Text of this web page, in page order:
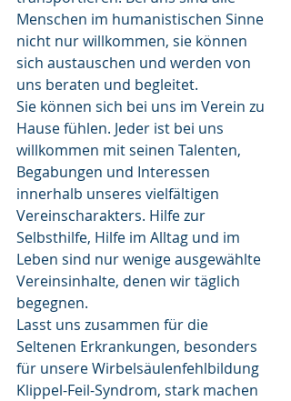
Menschen im humanistischen Sinne
nicht nur willkommen, sie können
sich austauschen und werden von
uns beraten und begleitet.
Sie können sich bei uns im Verein zu
Hause fühlen. Jeder ist bei uns
willkommen mit seinen Talenten,
Begabungen und Interessen
innerhalb unseres vielfältigen
Vereinscharakters. Hilfe zur
Selbsthilfe, Hilfe im Alltag und im
Leben sind nur wenige ausgewählte
Vereinsinhalte, denen wir täglich
begegnen.
Lasst uns zusammen für die
Seltenen Erkrankungen, besonders
für unsere Wirbelsäulenfehlbildung
Klippel-Feil-Syndrom, stark machen